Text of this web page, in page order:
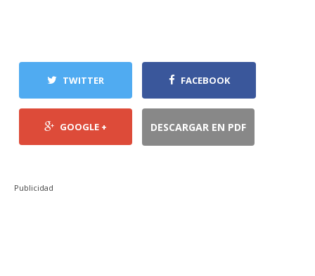
TWITTER FACEBOOK
GOOGLE + DESCARGAR EN PDF
Publicidad